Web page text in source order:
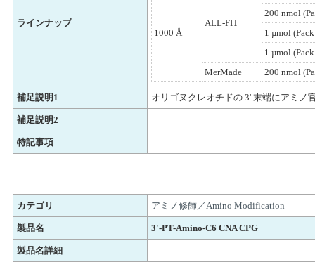
ラインナップ
1000 Å
ALL-FIT
200 nmol
1 µmol
1 µmol
MerMade
200 nmol
補足説明1 オリゴヌクレオチドの 3' 末端にアミノ
補足説明2
特記事項
カテゴリ アミノ修飾／Amino Modification
製品名 3'-PT-Amino-C6 CNA CPG
製品名詳細